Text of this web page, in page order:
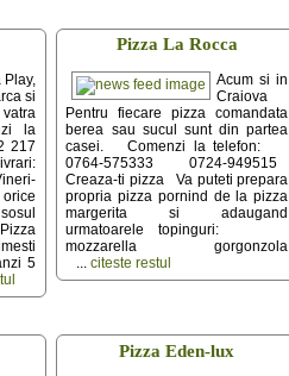
Play,
si
la
217
5
Pizza La Rocca
Acum si in
Craiova
Pentru fiecare pizza comandata
berea sau sucul sunt din partea
casei. Comenzi la telefon:
0764-575333 0724-949515
Creaza-ti pizza Va puteti prepara
propria pizza pornind de la pizza
margerita si adaugand
urmatoarele topinguri:
mozzarella gorgonzola
...citeste restul
Pizza Eden-lux